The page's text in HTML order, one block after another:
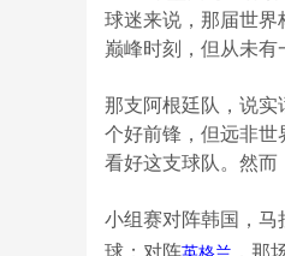
球迷来说，那届世
巅峰时刻，但从未有
那支阿根廷队，说
个好前锋，但远非
看好这支球队。然而
小组赛对阵韩国，
英格兰